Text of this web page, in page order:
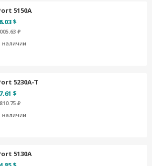
5150A
$
₽
наличии
5230A-T
$
₽
наличии
5130A